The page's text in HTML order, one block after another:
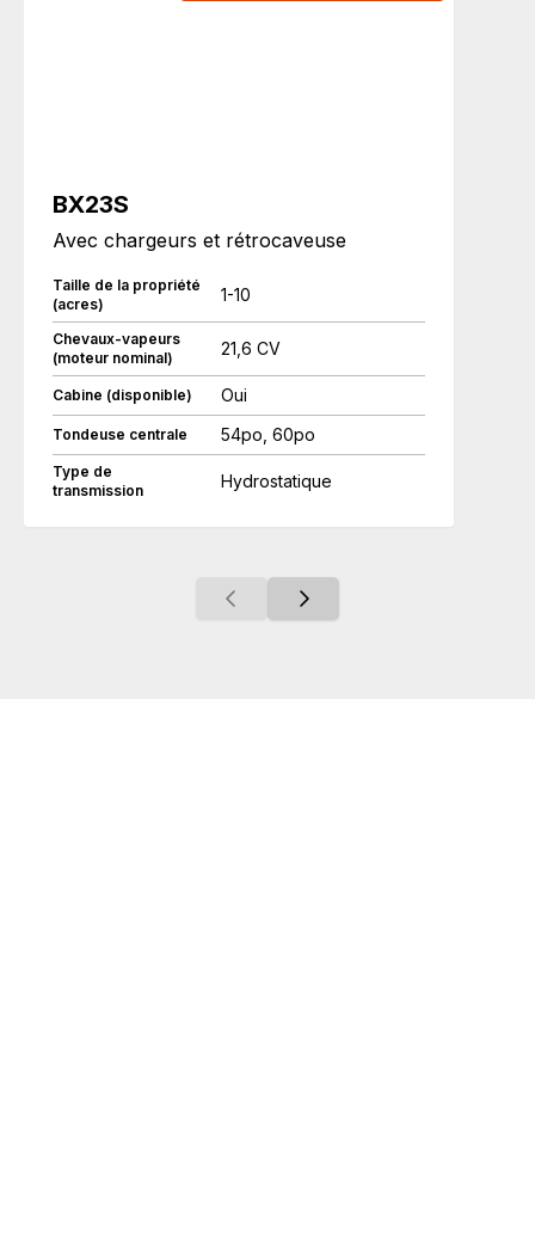
BX23S
Avec chargeurs et rétrocaveuse
Taille de la propriété
(acres)
1-10
Chevaux-vapeurs
(moteur nominal)
21,6 CV
Cabine (disponible) Oui
Tondeuse centrale 54po, 60po
Type de
transmission
Hydrostatique